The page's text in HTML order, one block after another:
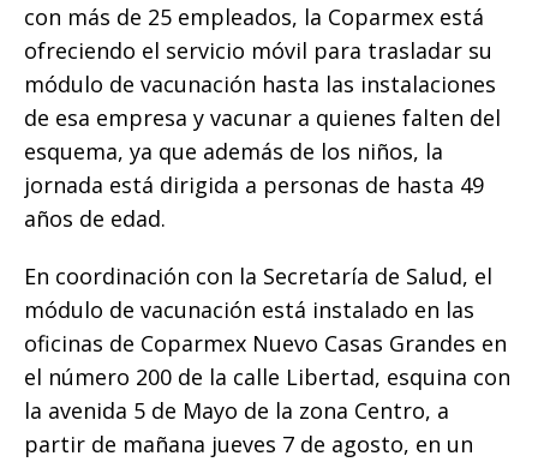
con más de 25 empleados, la Coparmex está
ofreciendo el servicio móvil para trasladar su
módulo de vacunación hasta las instalaciones
de esa empresa y vacunar a quienes falten del
esquema, ya que además de los niños, la
jornada está dirigida a personas de hasta 49
años de edad.
En coordinación con la Secretaría de Salud, el
módulo de vacunación está instalado en las
oficinas de Coparmex Nuevo Casas Grandes en
el número 200 de la calle Libertad, esquina con
la avenida 5 de Mayo de la zona Centro, a
partir de mañana jueves 7 de agosto, en un